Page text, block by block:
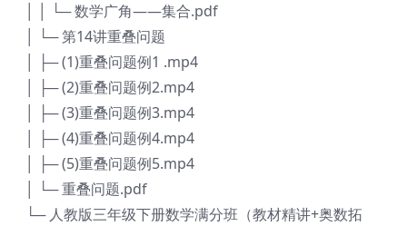
│ │ └─ 数学广角——集合.pdf
│ └─ 第14讲重叠问题
│ ├─ (1)重叠问题例1 .mp4
│ ├─ (2)重叠问题例2.mp4
│ ├─ (3)重叠问题例3.mp4
│ ├─ (4)重叠问题例4.mp4
│ ├─ (5)重叠问题例5.mp4
│ └─ 重叠问题.pdf
└─ 人教版三年级下册数学满分班（教材精讲+奥数拓